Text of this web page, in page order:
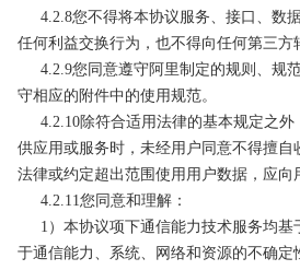
4.2.8您不得将本协议服务、接口、数
任何利益交换行为，也不得向任何第三方
4.2.9您同意遵守阿里制定的规则、规
守相应的附件中的使用规范。
4.2.10除符合适用法律的基本规定之外
供应用或服务时，未经用户同意不得擅自
法律或约定超出范围使用用户数据，应向
4.2.11您同意和理解：
1）本协议项下通信能力技术服务均基
于通信能力、系统、网络和资源的不确定